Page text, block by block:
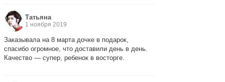
Татьяна
1 ноября 2019
Заказывала на 8 марта дочке в подарок,
спасибо огромное, что доставили день в день.
Качество — супер, ребенок в восторге.